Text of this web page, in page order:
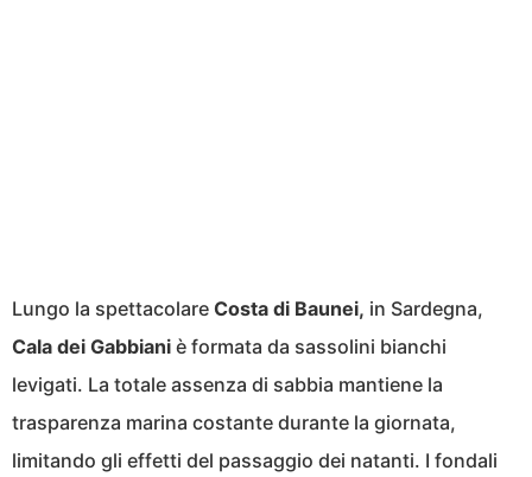
Lungo la spettacolare Costa di Baunei, in Sardegna,
Cala dei Gabbiani è formata da sassolini bianchi
levigati. La totale assenza di sabbia mantiene la
trasparenza marina costante durante la giornata,
limitando gli effetti del passaggio dei natanti. I fondali